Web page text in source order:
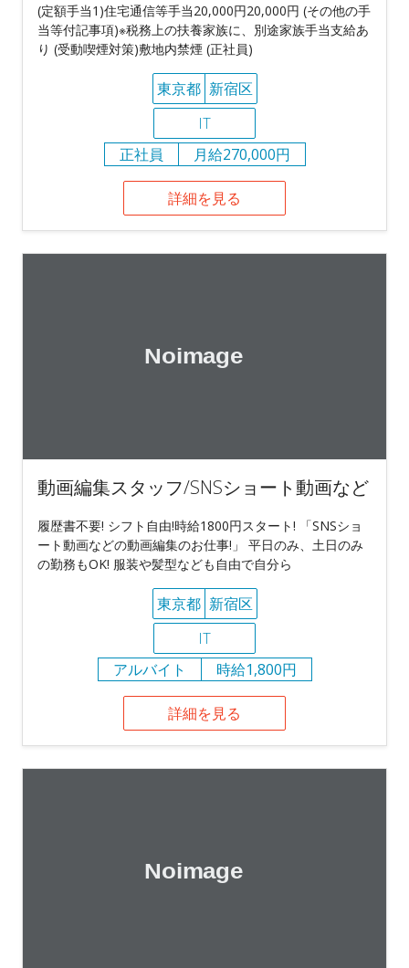
(定額手当1)住宅通信等手当20,000円20,000円 (その他の手
当等付記事項)※税務上の扶養家族に、別途家族手当支給あ
り (受動喫煙対策)敷地内禁煙 (正社員)
東京都 新宿区
IT
正社員
月給270,000円
詳細を見る
動画編集スタッフ/SNSショート動画など
履歴書不要! シフト自由!時給1800円スタート! 「SNSショ
ート動画などの動画編集のお仕事!」 平日のみ、土日のみ
の勤務もOK! 服装や髪型なども自由で自分ら
東京都 新宿区
IT
アルバイト
時給1,800円
詳細を見る